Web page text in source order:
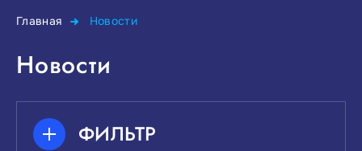
Главная Новости
Новости
ФИЛЬТР